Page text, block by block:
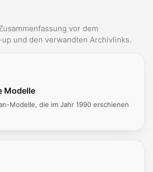
vor dem
und den verwandten Archivlinks.
Modelle
Modelle, die im Jahr 1990 erschienen